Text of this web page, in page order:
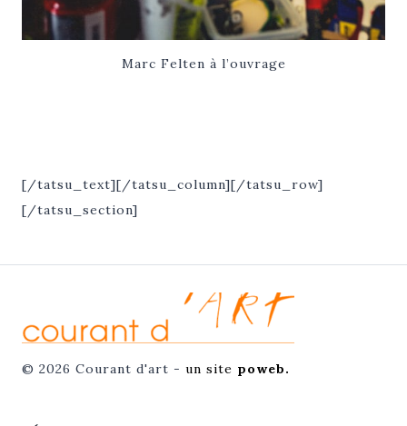
Marc Felten à l’ouvrage
[/tatsu_text][/tatsu_column][/tatsu_row]
[/tatsu_section]
© 2026 Courant d'art - un site poweb.